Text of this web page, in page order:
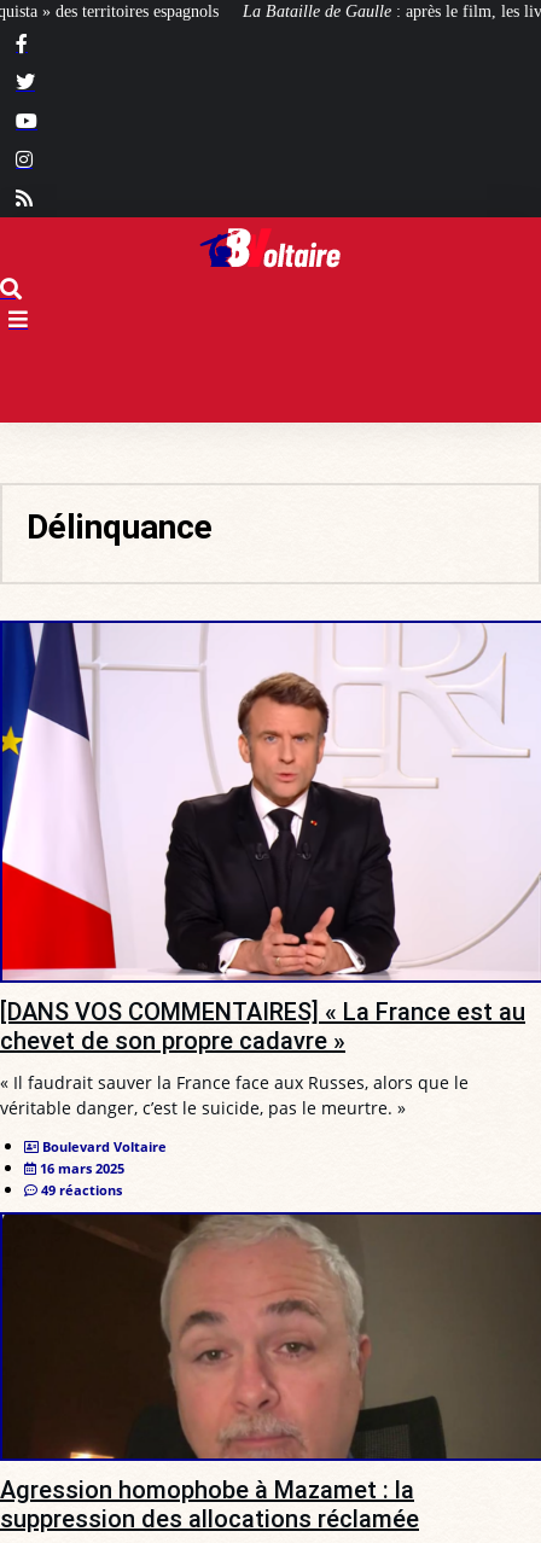
La Bataille de Gaulle: après le film, les livres ! [CINÉMA]De la
Délinquance
[DANS VOS COMMENTAIRES] « La France est au
chevet de son propre cadavre »
« Il faudrait sauver la France face aux Russes, alors que le
véritable danger, c’est le suicide, pas le meurtre. »
Boulevard Voltaire
16 mars 2025
49 réactions
Agression homophobe à Mazamet : la
suppression des allocations réclamée